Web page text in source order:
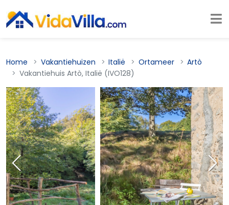
Home Vakantiehuizen Italië Ortameer
Artò
Vakantiehuis Artò, Italië (IVO128)